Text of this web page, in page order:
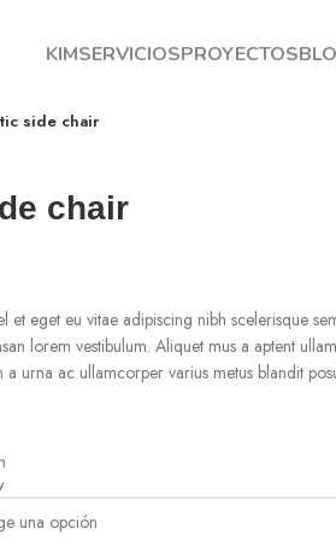
KIMSERVICIOSPROYECTOS
side chair
chair
et eget eu vitae adipiscing nibh scelerisque
lorem vestibulum. Aliquet mus a aptent
a urna ac ullamcorper varius metus blandit